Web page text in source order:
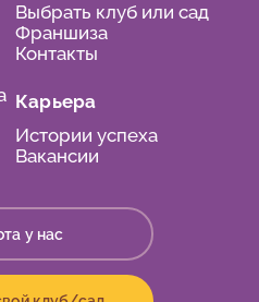
Выбрать клуб или сад
Франшиза
Контакты
Карьера
Истории успеха
Вакансии
у нас